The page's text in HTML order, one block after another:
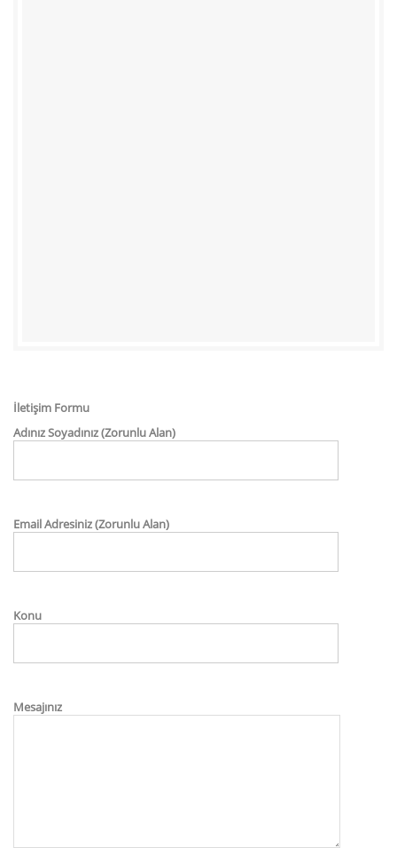
İletişim Formu
Adınız Soyadınız (Zorunlu Alan)
Email Adresiniz (Zorunlu Alan)
Konu
Mesajınız